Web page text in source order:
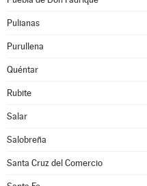
Pulianas
Purullena
Quéntar
Rubite
Salar
Salobreña
Santa Cruz del Comercio